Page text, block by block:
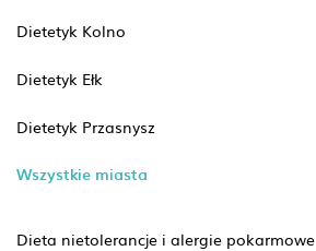
Dietetyk Kolno
Dietetyk Ełk
Dietetyk Przasnysz
Wszystkie miasta
Dieta nietolerancje i alergie pokarmowe